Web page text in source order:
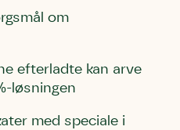
om
efterladte kan arve
løsningen
med speciale i